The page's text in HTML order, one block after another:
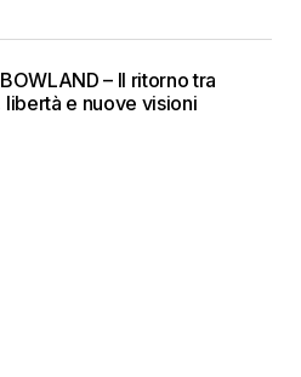
– Il ritorno tra
e nuove visioni